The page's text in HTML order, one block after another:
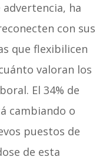
ha
con sus
que flexibilicen
valoran los
El 34% de
cambiando o
puestos de
de esta